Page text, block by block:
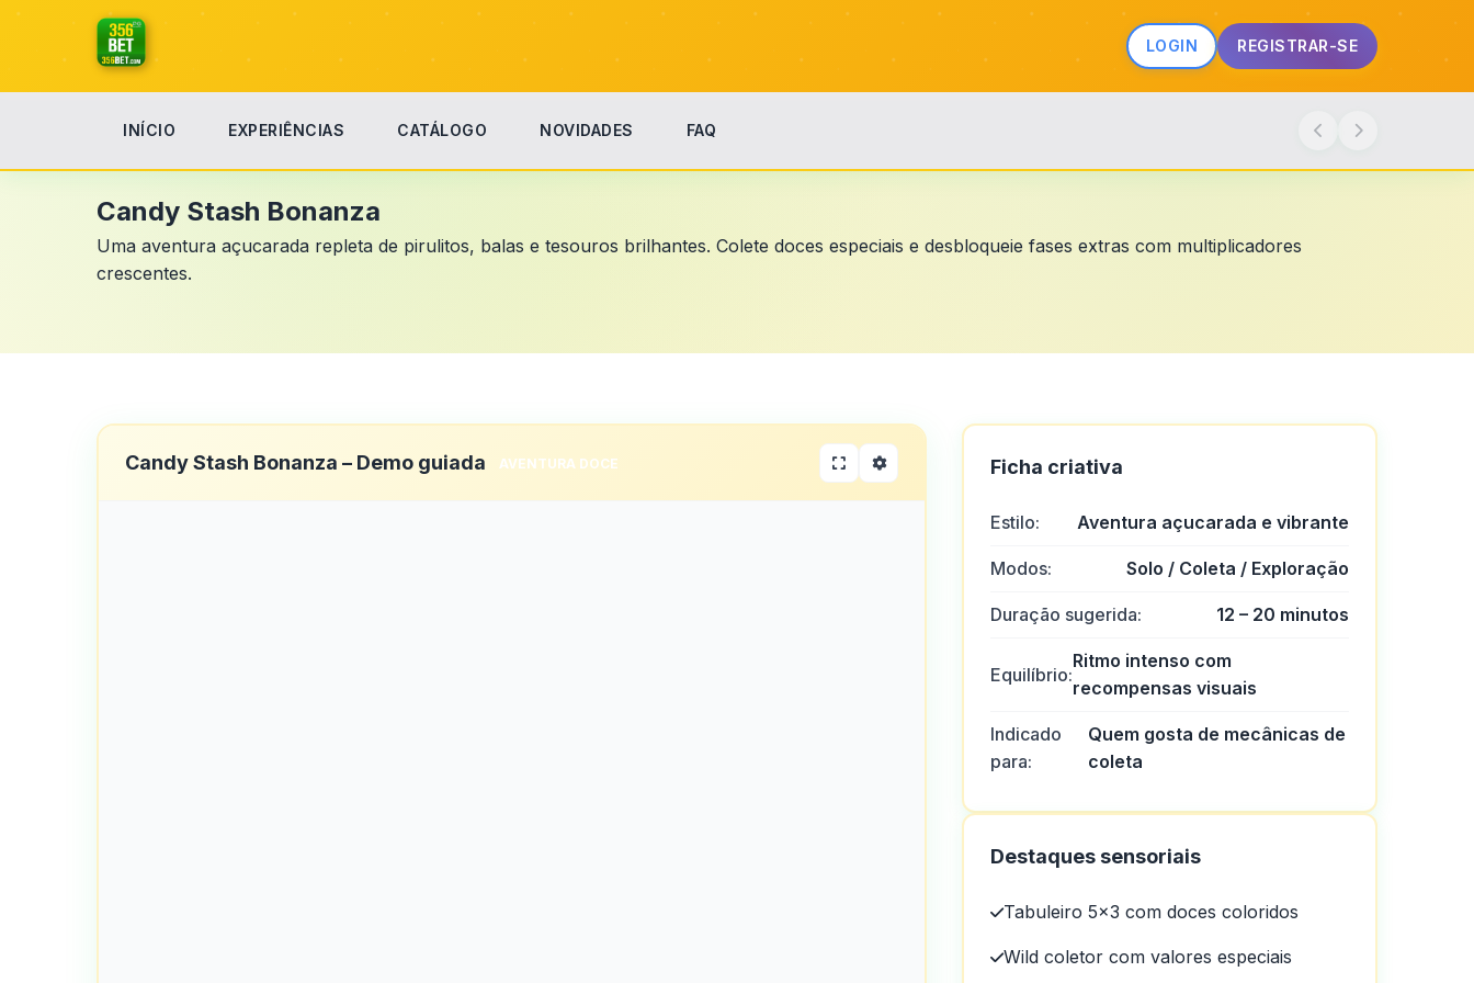
LOGIN REGISTRAR-SE
INÍCIO EXPERIÊNCIAS CATÁLOGO NOVIDADES FAQ
Candy Stash Bonanza
Uma aventura açucarada repleta de pirulitos, balas e tesouros brilhantes. Colete doces especiais e desbloqueie fases extras com multiplicadores
crescentes.
Candy Stash Bonanza – Demo guiada AVENTURA DOCE Ficha criativa
Estilo: Aventura açucarada e vibrante
Modos: Solo / Coleta / Exploração
Duração sugerida: 12 – 20 minutos
Equilíbrio:
Ritmo intenso com
recompensas visuais
Indicado
para:
Quem gosta de mecânicas de
coleta
Destaques sensoriais
Tabuleiro 5×3 com doces coloridos
Wild coletor com valores especiais